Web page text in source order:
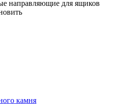
направляющие для ящиков
камня